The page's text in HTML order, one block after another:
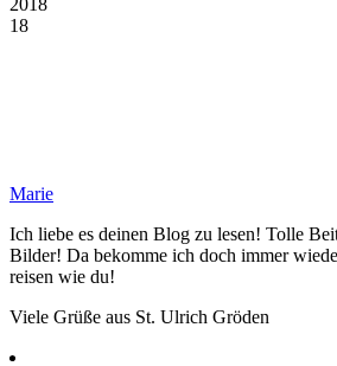
18
Marie
Ich liebe es deinen Blog zu lesen! Tolle
Bilder! Da bekomme ich doch immer
reisen wie du!
Viele Grüße aus St. Ulrich Gröden